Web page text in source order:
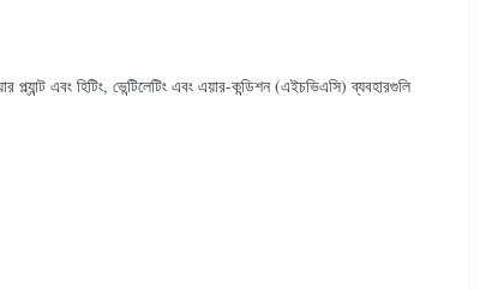
এবং হিটিং, ভেন্টিলেটিং এবং এয়ার-কন্ডিশন (এইচভিএসি) ব্যবহারগুলি